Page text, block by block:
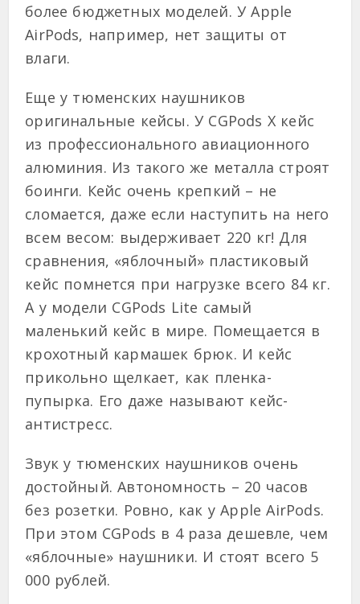
более бюджетных моделей. У Apple
AirPods, например, нет защиты от
влаги.
Еще у тюменских наушников
оригинальные кейсы. У CGPods X кейс
из профессионального авиационного
алюминия. Из такого же металла строят
боинги. Кейс очень крепкий – не
сломается, даже если наступить на него
всем весом: выдерживает 220 кг! Для
сравнения, «яблочный» пластиковый
кейс помнется при нагрузке всего 84 кг.
А у модели CGPods Lite самый
маленький кейс в мире. Помещается в
крохотный кармашек брюк. И кейс
прикольно щелкает, как пленка-
пупырка. Его даже называют кейс-
антистресс.
Звук у тюменских наушников очень
достойный. Автономность – 20 часов
без розетки. Ровно, как у Apple AirPods.
При этом CGPods в 4 раза дешевле, чем
«яблочные» наушники. И стоят всего 5
000 рублей.